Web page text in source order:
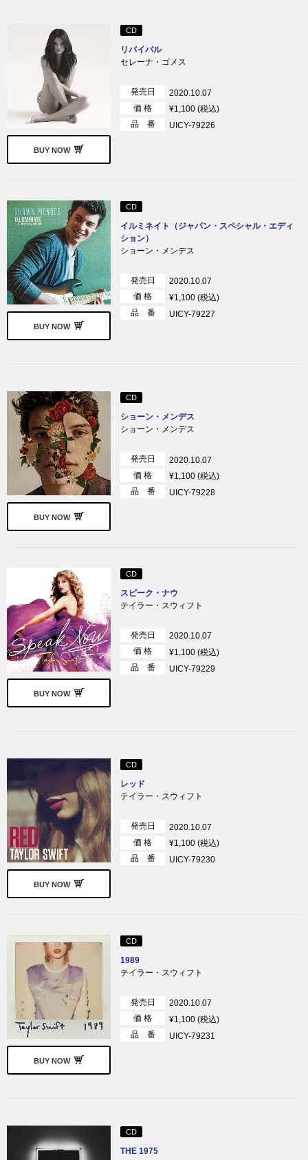
BUY NOW
CD
リバイバル
セレーナ・ゴメス
発売日
2020.10.07
価 格
¥1,100 (税込)
品 番
UICY-79226
BUY NOW
CD
イルミネイト（ジャパン・スペシャル・エディ
ション）
ショーン・メンデス
発売日
2020.10.07
価 格
¥1,100 (税込)
品 番
UICY-79227
BUY NOW
CD
ショーン・メンデス
ショーン・メンデス
発売日
2020.10.07
価 格
¥1,100 (税込)
品 番
UICY-79228
BUY NOW
CD
スピーク・ナウ
テイラー・スウィフト
発売日
2020.10.07
価 格
¥1,100 (税込)
品 番
UICY-79229
BUY NOW
CD
レッド
テイラー・スウィフト
発売日
2020.10.07
価 格
¥1,100 (税込)
品 番
UICY-79230
BUY NOW
CD
1989
テイラー・スウィフト
発売日
2020.10.07
価 格
¥1,100 (税込)
品 番
UICY-79231
CD
THE 1975